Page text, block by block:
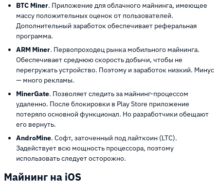
BTC Miner. Приложение для облачного майнинга, имеющее
массу положительных оценок от пользователей.
Дополнительный заработок обеспечивает реферальная
программа.
ARM Miner. Первопроходец рынка мобильного майнинга.
Обеспечивает среднюю скорость добычи, чтобы не
перегружать устройство. Поэтому и заработок низкий. Минус
— много рекламы.
MinerGate. Позволяет следить за майнинг-процессом
удаленно. После блокировки в Play Store приложение
потеряло основной функционал. Но разработчики обещают
его вернуть.
AndroMine. Софт, заточенный под лайткоин (LTC).
Задействует всю мощность процессора, поэтому
использовать следует осторожно.
Майнинг на iOS